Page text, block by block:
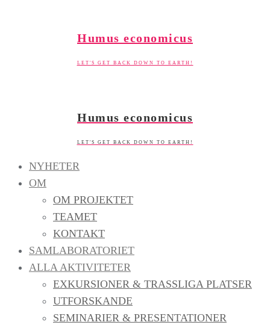
Humus economicus
LET'S GET BACK DOWN TO EARTH!
Humus economicus
LET'S GET BACK DOWN TO EARTH!
NYHETER
OM
OM PROJEKTET
TEAMET
KONTAKT
SAMLABORATORIET
ALLA AKTIVITETER
EXKURSIONER & TRASSLIGA PLATSER
UTFORSKANDE
SEMINARIER & PRESENTATIONER